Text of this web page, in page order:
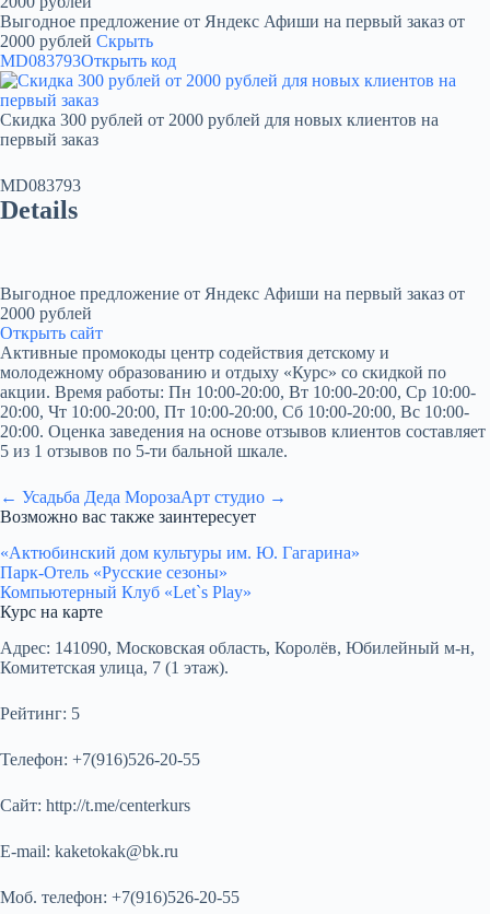
Выгодное предложение от Яндекс Афиши на первый заказ от
2000 рублей Скрыть
MD083793Открыть код
Скидка 300 рублей от 2000 рублей для новых клиентов на
первый заказ
MD083793
Details
Выгодное предложение от Яндекс Афиши на первый заказ от
2000 рублей
Открыть сайт
Активные промокоды центр содействия детскому и
молодежному образованию и отдыху «Курс» со скидкой по
акции. Время работы: Пн 10:00-20:00, Вт 10:00-20:00, Ср 10:00-
20:00, Чт 10:00-20:00, Пт 10:00-20:00, Сб 10:00-20:00, Вс 10:00-
20:00. Оценка заведения на основе отзывов клиентов составляет
5 из 1 отзывов по 5-ти бальной шкале.
← Усадьба Деда МорозаАрт студио →
Возможно вас также заинтересует
«Актюбинский дом культуры им. Ю. Гагарина»
Парк-Отель «Русские сезоны»
Компьютерный Клуб «Let`s Play»
Курс на карте
Адрес: 141090, Московская область, Королёв, Юбилейный м-н,
Комитетская улица, 7 (1 этаж).
Рейтинг: 5
Телефон: +7(916)526-20-55
Сайт: http://t.me/centerkurs
E-mail: kaketokak@bk.ru
Моб. телефон: +7(916)526-20-55